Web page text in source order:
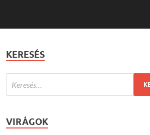
KERESÉS
VIRÁGOK